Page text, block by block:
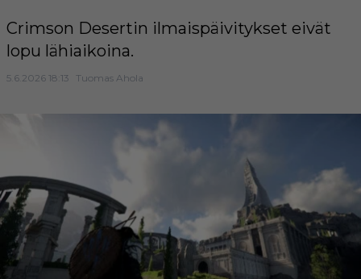
Crimson Desertin ilmaispäivitykset eivät
lopu lähiaikoina.
5.6.2026 18:13 Tuomas Ahola